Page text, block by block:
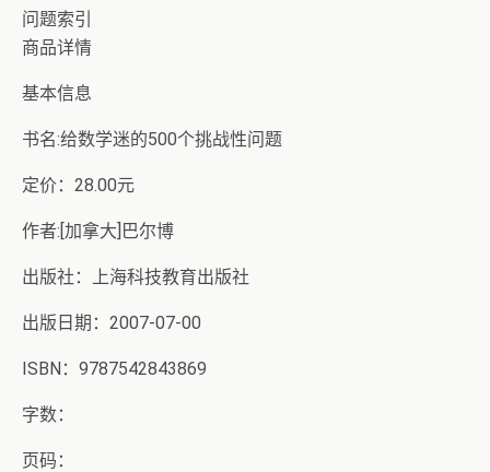
问题索引
商品详情
基本信息
书名:给数学迷的500个挑战性问题
定价：28.00元
作者:[加拿大]巴尔博
出版社：上海科技教育出版社
出版日期：2007-07-00
ISBN：9787542843869
字数：
页码：